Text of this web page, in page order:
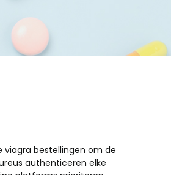
viagra bestellingen om de
authenticeren elke